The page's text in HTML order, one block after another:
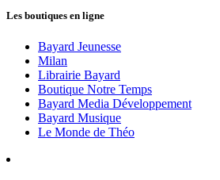
Les boutiques en ligne
Bayard Jeunesse
Milan
Librairie Bayard
Boutique Notre Temps
Bayard Media Développement
Bayard Musique
Le Monde de Théo